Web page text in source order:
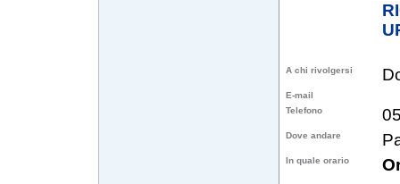
A chi rivolgersi
E-mail
Telefono
Dove andare
In quale orario